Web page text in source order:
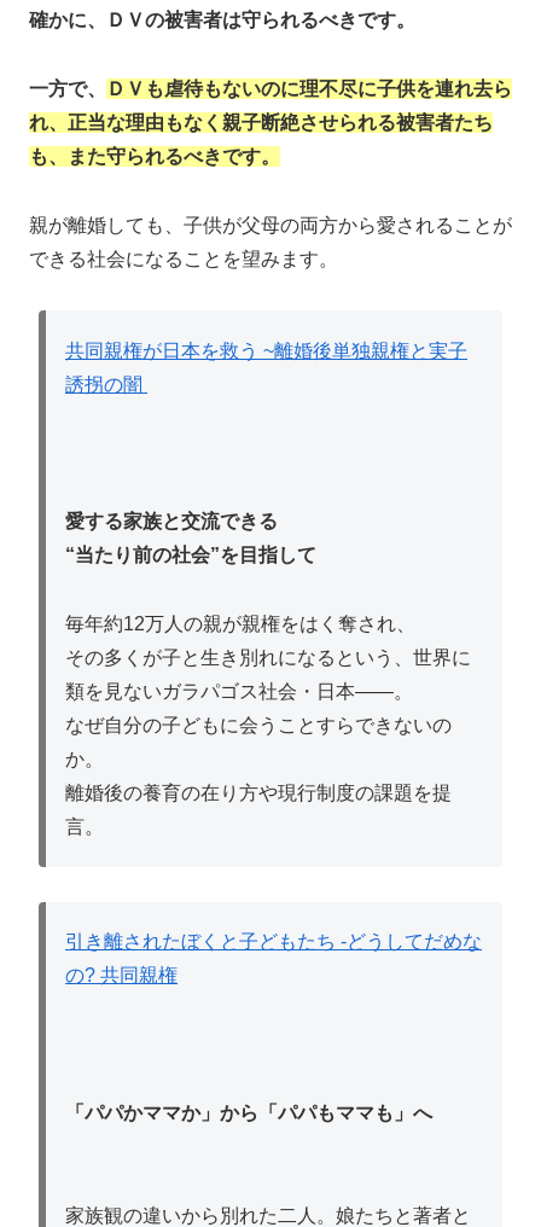
確かに、ＤＶの被害者は守られるべきです。
一方で、
ＤＶも虐待もないのに理不尽に子供を連れ去ら
れ、正当な理由もなく親子断絶させられる被害者たち
も、また守られるべきです。
親が離婚しても、子供が父母の両方から愛されることが
できる社会になることを望みます。
共同親権が日本を救う ~離婚後単独親権と実子
誘拐の闇
愛する家族と交流できる
“当たり前の社会”を目指して
毎年約12万人の親が親権をはく奪され、
その多くが子と生き別れになるという、世界に
類を見ないガラパゴス社会・日本——。
なぜ自分の子どもに会うことすらできないの
か。
離婚後の養育の在り方や現行制度の課題を提
言。
引き離されたぼくと子どもたち -どうしてだめな
の? 共同親権
「パパかママか」から「パパもママも」へ
家族観の違いから別れた二人。娘たちと著者と